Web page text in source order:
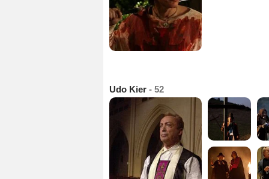
Udo Kier - 52